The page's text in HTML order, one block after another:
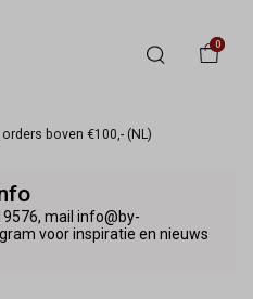
0
boven €100,- (NL)
mail info@by-
voor inspiratie en nieuws